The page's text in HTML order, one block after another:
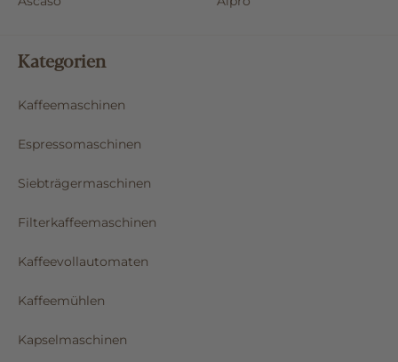
Kategorien
Kaffeemaschinen
Espressomaschinen
Siebträgermaschinen
Filterkaffeemaschinen
Kaffeevollautomaten
Kaffeemühlen
Kapselmaschinen